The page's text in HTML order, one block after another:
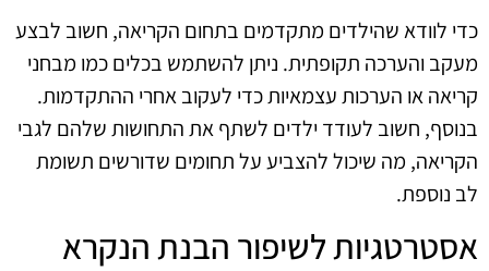
כדי לוודא שהילדים מתקדמים בתחום הקריאה, חשוב לבצע
מעקב והערכה תקופתית. ניתן להשתמש בכלים כמו מבחני
קריאה או הערכות עצמאיות כדי לעקוב אחרי ההתקדמות.
בנוסף, חשוב לעודד ילדים לשתף את התחושות שלהם לגבי
הקריאה, מה שיכול להצביע על תחומים שדורשים תשומת
לב נוספת.
אסטרטגיות לשיפור הבנת הנקרא